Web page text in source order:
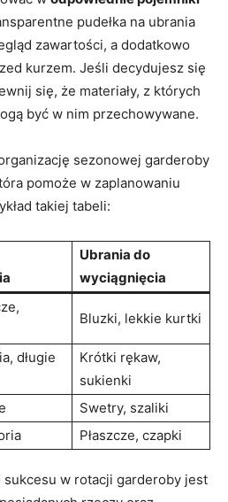
pudełka na ubrania
zawartości, a dodatkowo
kurzem. ⁢Jeśli decydujesz się
się, że materiały, z których
być w nim przechowywane.
sezonowej garderoby
pomoże w‌ zaplanowaniu
takiej tabeli:
Ubrania do
wyciągnięcia
Bluzki, lekkie kurtki
długie
Krótki ⁢rękaw,
sukienki
Swetry, szaliki
Płaszcze, czapki
sukcesu ⁢w rotacji garderoby jest